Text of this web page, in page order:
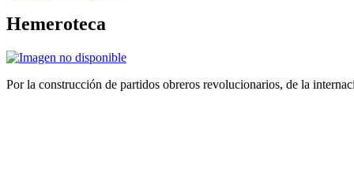
Hemeroteca
Por la construcción de partidos obreros revolucionarios, de la